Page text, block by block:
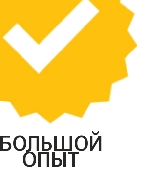
БОЛЬШОЙ
ОПЫТ